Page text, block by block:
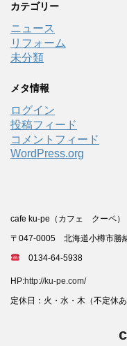
カテゴリー
ニュース
リフォーム
未分類
メタ情報
ログイン
投稿フィード
コメントフィード
WordPress.org
cafe ku-pe（カフェ クーペ）
〒047-0005 北海道小樽市勝
0134-64-5938
HP:http://ku-pe.com/
定休日：火・水・木（不定